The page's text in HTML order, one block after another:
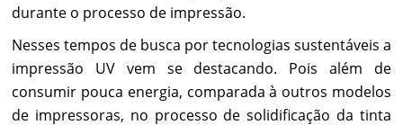
durante o processo de impressão.
Nesses tempos de busca por tecnologias sustentáveis a
impressão UV vem se destacando. Pois além de
consumir pouca energia, comparada à outros modelos
de impressoras, no processo de solidificação da tinta